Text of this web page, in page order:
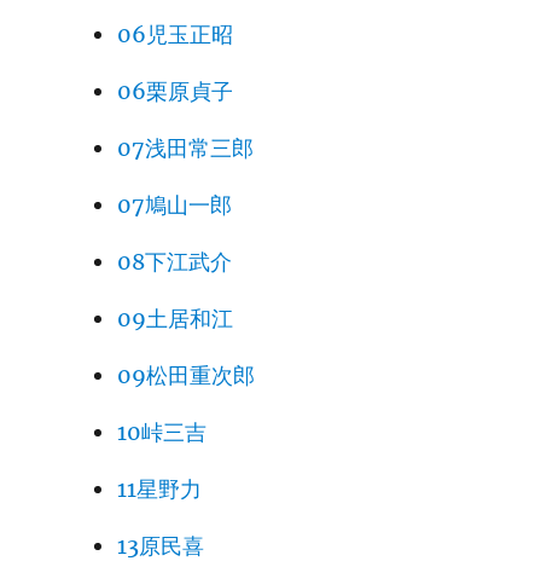
06児玉正昭
06栗原貞子
07浅田常三郎
07鳩山一郎
08下江武介
09土居和江
09松田重次郎
10峠三吉
11星野力
13原民喜